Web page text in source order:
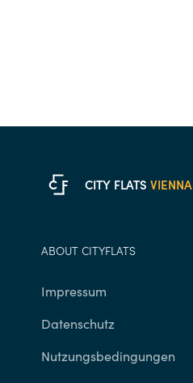
C F CITY FLATS VIENNA
ABOUT CITYFLATS
Impressum
Datenschutz
Nutzungsbedingungen